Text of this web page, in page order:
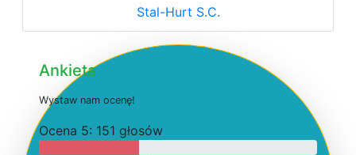
Stal-Hurt S.C.
Ankieta
Wystaw nam ocenę!
Ocena 5: 151 głosów